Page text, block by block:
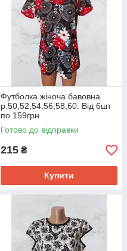
Футболка жіноча бавовна
р.50,52,54,56,58,60. Від 6шт
по 159грн
Готово до відправки
215 ₴
Купити